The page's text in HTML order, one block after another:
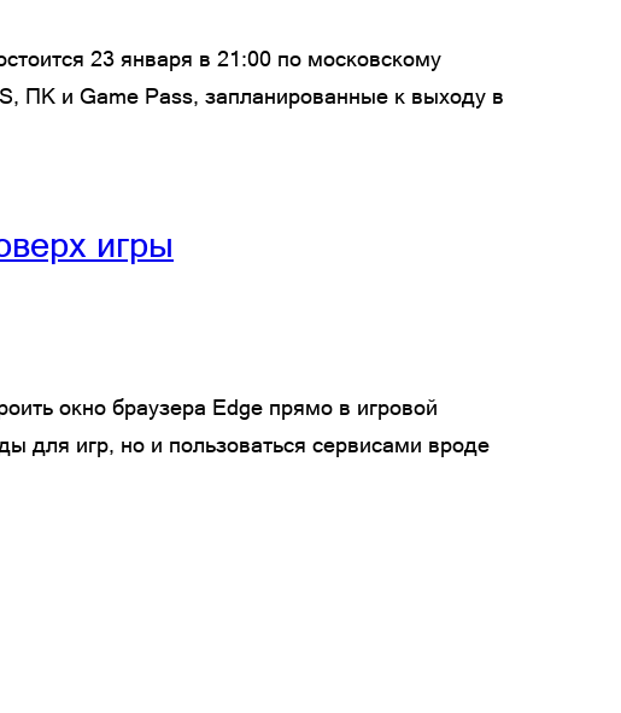
23 января в 21:00 по московскому
ПК и Game Pass, запланированные к выходу в
игры
окно браузера Edge прямо в игровой
для игр, но и пользоваться сервисами вроде